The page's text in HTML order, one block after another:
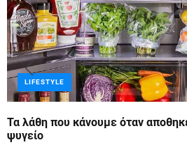
LIFESTYLE
Τα λάθη που κάνουμε όταν
ψυγείο